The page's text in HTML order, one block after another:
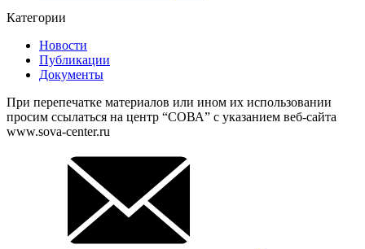
Категории
Новости
Публикации
Документы
При перепечатке материалов или ином их использовании
просим ссылаться на центр “СОВА” с указанием веб-сайта
www.sova-center.ru